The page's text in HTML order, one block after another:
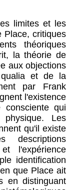
limites et les
critiques
théoriques
la théorie de
aux objections
qualia et de la
par Frank
l'existence
consciente qui
Les
qu'il existe
descriptions
l'expérience
identification
que Place ait
en distinguant